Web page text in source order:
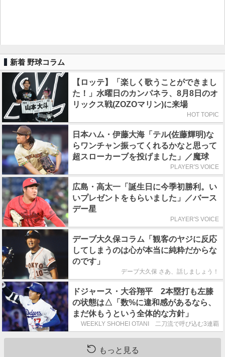
新着 野球コラム
【ロッテ】「楽しく歌うことができまし
た！」水曜日のカンパネラ、8月8日のオ
リックス戦(ZOZOマリン)に来場
HOT TOPIC
日本ハム・伊藤大海「テル(佐藤輝明)な
らワンチャン振ってくれるかなと思って
超スローカーブを投げました」／魔球
PLAYER'S VOICE
広島・高太一「誕生日に今季初勝利。い
いプレゼントをもらいました」／バース
デー星
PLAYER'S VOICE
デーブ大久保コラム「観客のヤジに反応
してしまうのは心が本当に純粋だからな
のです」
デーブ大久保 さあ、話しましょう！
ドジャース・大谷翔平 2本塁打も左膝
の状態は△「数%に違和感があるなら、
まだ休もうという全体的な方針」
WEEKLY SHOHEI OTANI 二刀流で呼び込む3連覇
もっと見る